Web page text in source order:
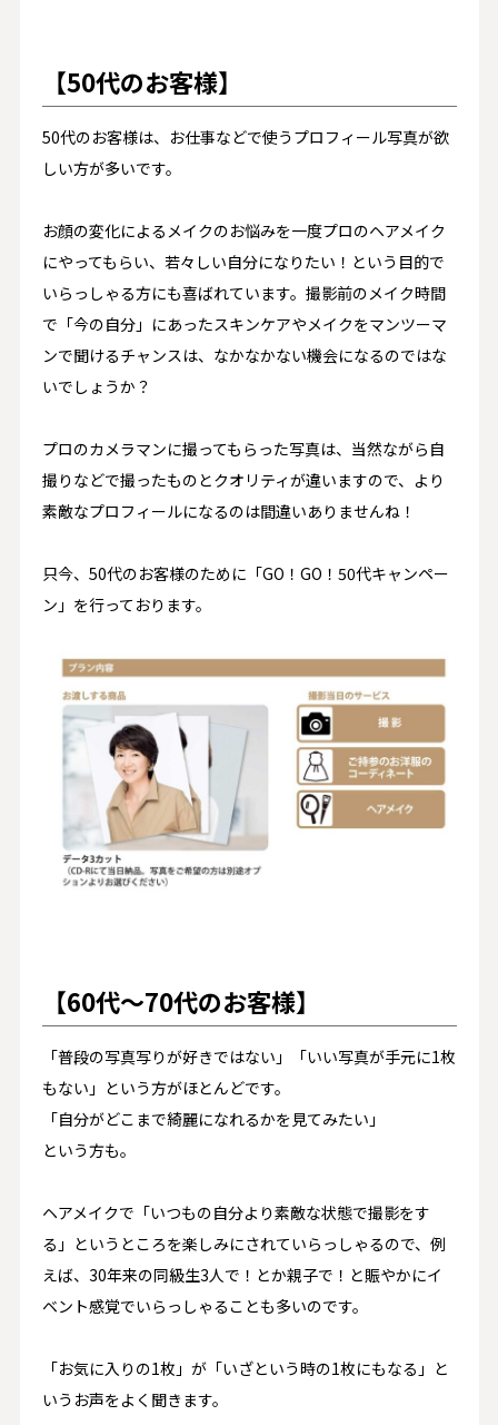
【50代のお客様】
50代のお客様は、お仕事などで使うプロフィール写真が欲
しい方が多いです。
お顔の変化によるメイクのお悩みを一度プロのヘアメイク
にやってもらい、若々しい自分になりたい！という目的で
いらっしゃる方にも喜ばれています。撮影前のメイク時間
で「今の自分」にあったスキンケアやメイクをマンツーマ
ンで聞けるチャンスは、なかなかない機会になるのではな
いでしょうか？
プロのカメラマンに撮ってもらった写真は、当然ながら自
撮りなどで撮ったものとクオリティが違いますので、より
素敵なプロフィールになるのは間違いありませんね！
只今、50代のお客様のために「GO！GO！50代キャンペー
ン」を行っております。
【60代〜70代のお客様】
「普段の写真写りが好きではない」「いい写真が手元に1枚
もない」という方がほとんどです。
「自分がどこまで綺麗になれるかを見てみたい」
という方も。
ヘアメイクで「いつもの自分より素敵な状態で撮影をす
る」というところを楽しみにされていらっしゃるので、例
えば、30年来の同級生3人で！とか親子で！と賑やかにイ
ベント感覚でいらっしゃることも多いのです。
「お気に入りの1枚」が「いざという時の1枚にもなる」と
いうお声をよく聞きます。